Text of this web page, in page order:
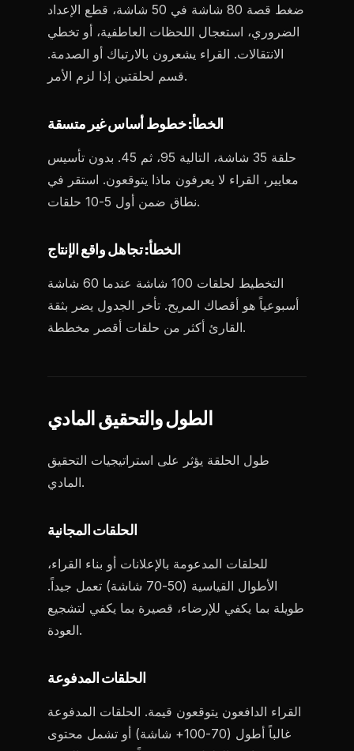
ضغط قصة 80 شاشة في 50 شاشة، قطع الإعداد
الضروري، استعجال اللحظات العاطفية، أو تخطي
الانتقالات. القراء يشعرون بالارتباك أو الصدمة.
قسم لحلقتين إذا لزم الأمر.
الخطأ: خطوط أساس غير متسقة
حلقة 35 شاشة، التالية 95، ثم 45. بدون تأسيس
معايير، القراء لا يعرفون ماذا يتوقعون. استقر في
نطاق ضمن أول 5-10 حلقات.
الخطأ: تجاهل واقع الإنتاج
التخطيط لحلقات 100 شاشة عندما 60 شاشة
أسبوعياً هو أقصاك المريح. تأخر الجدول يضر بثقة
القارئ أكثر من حلقات أقصر مخططة.
الطول والتحقيق المادي
طول الحلقة يؤثر على استراتيجيات التحقيق
المادي.
الحلقات المجانية
للحلقات المدعومة بالإعلانات أو بناء القراء،
الأطوال القياسية (50-70 شاشة) تعمل جيداً.
طويلة بما يكفي للإرضاء، قصيرة بما يكفي لتشجيع
العودة.
الحلقات المدفوعة
القراء الدافعون يتوقعون قيمة. الحلقات المدفوعة
غالباً أطول (70-100+ شاشة) أو تشمل محتوى